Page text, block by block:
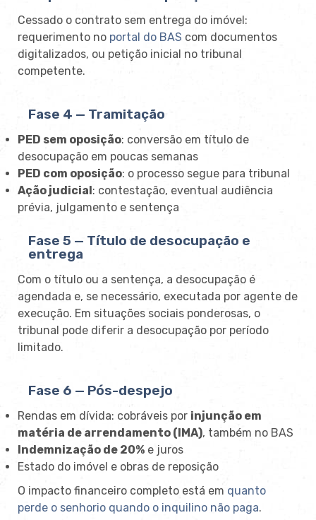
Cessado o contrato sem entrega do imóvel:
requerimento no portal do BAS com documentos
digitalizados, ou petição inicial no tribunal
competente.
Fase 4 — Tramitação
PED sem oposição: conversão em título de
desocupação em poucas semanas
PED com oposição: o processo segue para tribunal
Ação judicial: contestação, eventual audiência
prévia, julgamento e sentença
Fase 5 — Título de desocupação e
entrega
Com o título ou a sentença, a desocupação é
agendada e, se necessário, executada por agente de
execução. Em situações sociais ponderosas, o
tribunal pode diferir a desocupação por período
limitado.
Fase 6 — Pós-despejo
Rendas em dívida: cobráveis por injunção em
matéria de arrendamento (IMA), também no BAS
Indemnização de 20% e juros
Estado do imóvel e obras de reposição
O impacto financeiro completo está em quanto
perde o senhorio quando o inquilino não paga.